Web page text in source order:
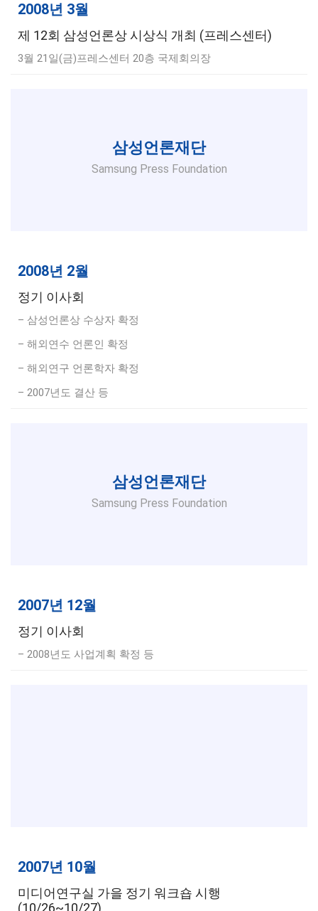
2008년 3월
제 12회 삼성언론상 시상식 개최 (프레스센터)
3월 21일(금)프레스센터 20층 국제회의장
삼성언론재단
Samsung Press Foundation
2008년 2월
정기 이사회
– 삼성언론상 수상자 확정
– 해외연수 언론인 확정
– 해외연구 언론학자 확정
– 2007년도 결산 등
삼성언론재단
Samsung Press Foundation
2007년 12월
정기 이사회
– 2008년도 사업계획 확정 등
2007년 10월
미디어연구실 가을 정기 워크숍 시행
(10/26~10/27)